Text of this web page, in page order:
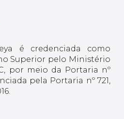
é credenciada como
Superior pelo Ministério
por meio da Portaria nº
pela Portaria nº 721,